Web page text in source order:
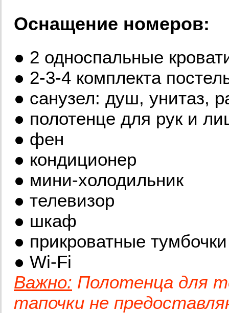
Оснащение номеров:
● 2 односпальные
● 2-3-4 комплекта
● санузел: душ, унитаз,
● полотенце для рук и
● фен
● кондиционер
● мини-холодильник
● телевизор
● шкаф
● прикроватные
● Wi-Fi
Важно: Полотенца для
тапочки не